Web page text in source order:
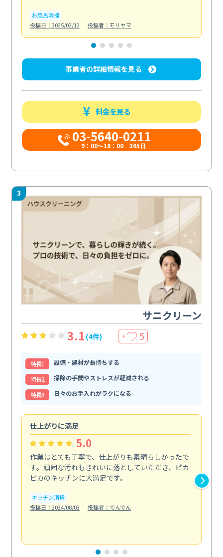
お風呂清掃
投稿日：2025/02/12
投稿者：モリヤマ
事業者の詳細情報を見る
料金を見る
03-5640-0211
9：00～18：00 365日
3
サニクリーン
3.1 (4件) ＋ 5
特⻑1
設備・建材が長持ちする
特⻑2
掃除の手間やストレスが軽減される
特⻑3
日々のお手入れがラクになる
仕上がりに満足
5.0
作業はとても丁寧で、仕上がりも素晴らしかったで
す。頑固な汚れもきれいに落としていただき、ピカ
ピカのキッチンに大満足です。
キッチン清掃
投稿日：2024/08/03
投稿者：でんでん